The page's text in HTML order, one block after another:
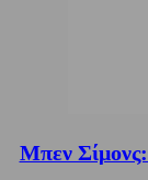
Μπεν Σίμονς: